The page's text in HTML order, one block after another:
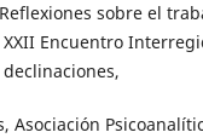
sobre el
Encuentro
Asociación